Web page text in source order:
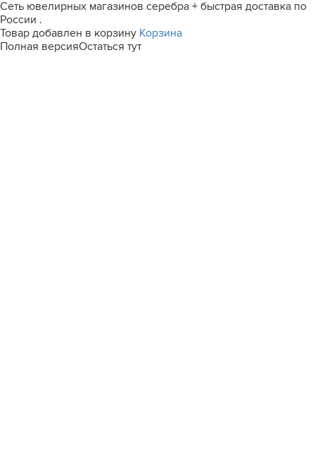
Сеть ювелирных магазинов серебра + быстрая доставка по
России .
Товар добавлен в корзину Корзина
Полная версияОстаться тут